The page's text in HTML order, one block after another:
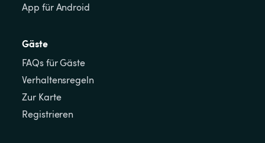
App für Android
Gäste
FAQs für Gäste
Verhaltensregeln
Zur Karte
Registrieren